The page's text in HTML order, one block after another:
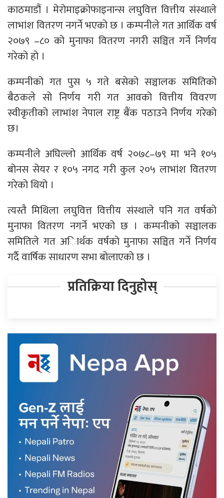
काठमाडौं । मेरोमाइक्रोफाइनान्स लघुवित्त वित्तीय संस्थाले
लाभांश वितरण नगर्ने भएको छ । कम्पनीले गत आर्थिक वर्ष
२०७९ –८० को मुनाफा वितरण नगरी सञ्चित गर्ने निर्णय
गरेको हो ।
कम्पनीको गत पुस ५ गते बसेको सञ्चालक समितिको
बैठकले सो निर्णय गरी गत आवको वित्तीय विवरण
स्वीकृतीको लाभांश नेपाल राष्ट्र बैंक पठाउने निर्णय गरेको
छ।
कम्पनीले अघिल्लो आर्थिक वर्ष २०७८–७९ मा भने १०५
बोनस सेयर र १०५ नगद गरी कुल २०५ लाभांश वितरण
गरेको थियो ।
त्यस्तै मिथिला लघुवित्त वित्तीय संस्थाले पनि गत वर्षको
मुनाफा वितरण नगर्ने भएको छ । कम्पनीको सञ्चालक
समितिले गत अािर्थक वर्षको मुनाफा सञ्चित गर्ने निर्णय
गर्दै वार्षिक साधारण सभा बोलाएको छ ।
प्रतिक्रिया दिनुहोस्